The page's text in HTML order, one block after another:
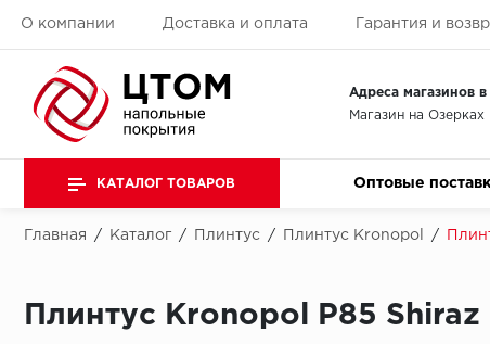
О компании Доставка и оплата Гарантия и
Адреса магазинов
Магазин на Озерках
КАТАЛОГ ТОВАРОВ Оптовые
Главная / Каталог / Плинтус / Плинтус Kronopol /
Плинтус Kronopol P85 Shiraz